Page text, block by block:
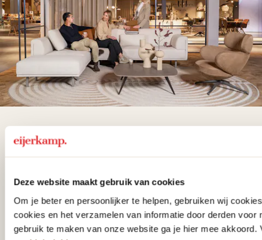
Deze website maakt gebruik van cookies
Om je beter en persoonlijker te helpen, gebruiken wij
cookies en het verzamelen van informatie door derden voor
gebruik te maken van onze website ga je hier mee akkoord.
De woonwinkel
gezien op tv!
Wie kent het programma vtwonen
'Weer verliefd op je huis' niet? We
hebben met liefde de mooiste woon-,